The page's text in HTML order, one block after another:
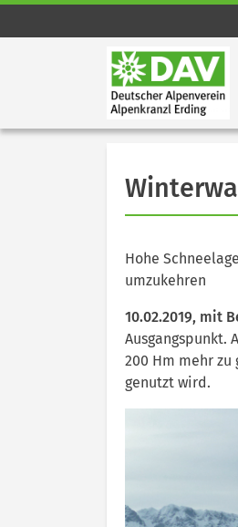
Hohe
umzukehren
10.02.2019, mit
Ausgangspunkt.
200 Hm mehr
genutzt wird.